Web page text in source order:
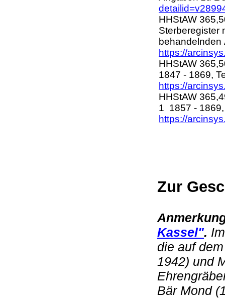
HHStAW
Sterberegister
https://
HHStAW
1847 - 1869,
https://
HHStAW
1 1857 -
https://
Zur
Kassel".
die auf
1942) und
Bär Mond